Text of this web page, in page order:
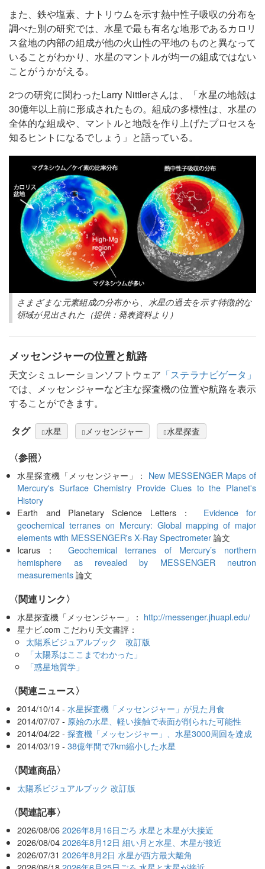
また、鉄や塩素、ナトリウムを示す熱中性子吸収の分布を
調べた別の研究では、水星で最も有名な地形であるカロリ
ス盆地の内部の組成が他の火山性の平地のものと異なって
いることがわかり、水星のマントルが均一の組成ではない
ことがうかがえる。
2つの研究に関わったLarry Nittlerさんは、「水星の地殻は
30億年以上前に形成されたもの。組成の多様性は、水星の
全体的な組成や、マントルと地殻を作り上げたプロセスを
知るヒントになるでしょう」と語っている。
さまざまな元素組成の分布から、水星の過去を示す特徴的な
領域が見出された（提供：発表資料より）
メッセンジャーの位置と航路
天文シミュレーションソフトウェア 「ステラナビゲータ」
では、メッセンジャーなど主な探査機の位置や航路を表示
することができます。
タグ 水星 メッセンジャー 水星探査
〈参照〉
水星探査機「メッセンジャー」： New MESSENGER Maps of
Mercury's Surface Chemistry Provide Clues to the Planet's
History
Earth and Planetary Science Letters： Evidence for
geochemical terranes on Mercury: Global mapping of major
elements with MESSENGER's X-Ray Spectrometer論文
Icarus： Geochemical terranes of Mercury’s northern
hemisphere as revealed by MESSENGER neutron
measurements論文
〈関連リンク〉
水星探査機「メッセンジャー」： http://messenger.jhuapl.edu/
星ナビ.com こだわり天文書評：
太陽系ビジュアルブック 改訂版
「太陽系はここまでわかった」
「惑星地質学」
〈関連ニュース〉
2014/10/14 -水星探査機「メッセンジャー」が見た月食
2014/07/07 - 原始の水星、軽い接触で表面が削られた可能性
2014/04/22 -探査機「メッセンジャー」、水星3000周回を達成
2014/03/19 -38億年間で7km縮小した水星
〈関連商品〉
太陽系ビジュアルブック 改訂版
関連記事
2026/08/06 2026年8月16日ごろ 水星と木星が大接近
2026/08/04 2026年8月12日 細い月と水星、木星が接近
2026/07/31 2026年8月2日 水星が西方最大離角